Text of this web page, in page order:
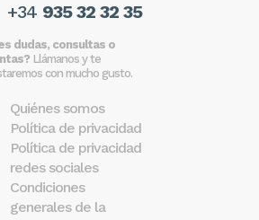
+34 935 32 32 35
dudas, consultas o
Llámanos y te
con mucho gusto.
Quiénes somos
Política de privacidad
Política de privacidad
redes sociales
Condiciones
generales de la